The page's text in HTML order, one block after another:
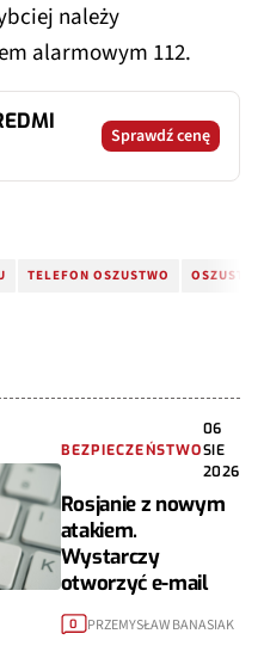
należy
alarmowym 112.
Sprawdź cenę
TELEFON OSZUSTWO
BEZPIECZEŃSTWO
06
SIE
2026
Rosjanie z nowym
atakiem.
Wystarczy
otworzyć e-mail
0 PRZEMYSŁAW BANASIAK